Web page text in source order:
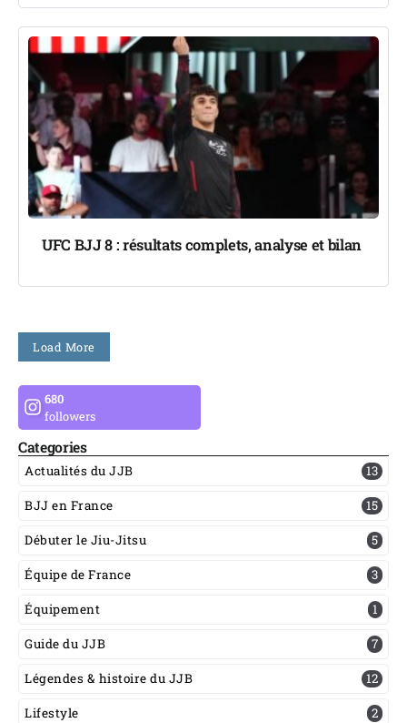
680
followers
Categories
Actualités du JJB 13
BJJ en France 15
Débuter le Jiu-Jitsu 5
Équipe de France 3
Équipement 1
Guide du JJB 7
Légendes & histoire du JJB 12
Lifestyle 2
UFC BJJ 8 : résultats complets, analyse et bilan
Load More